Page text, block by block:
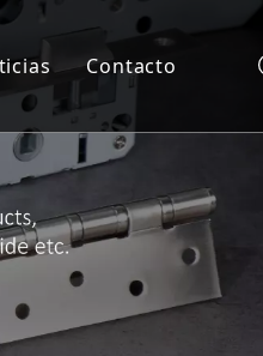
Ventaja de la empresa
Show vr
Certificado
Nuestra compañía
Miembro del equipo
Contacto